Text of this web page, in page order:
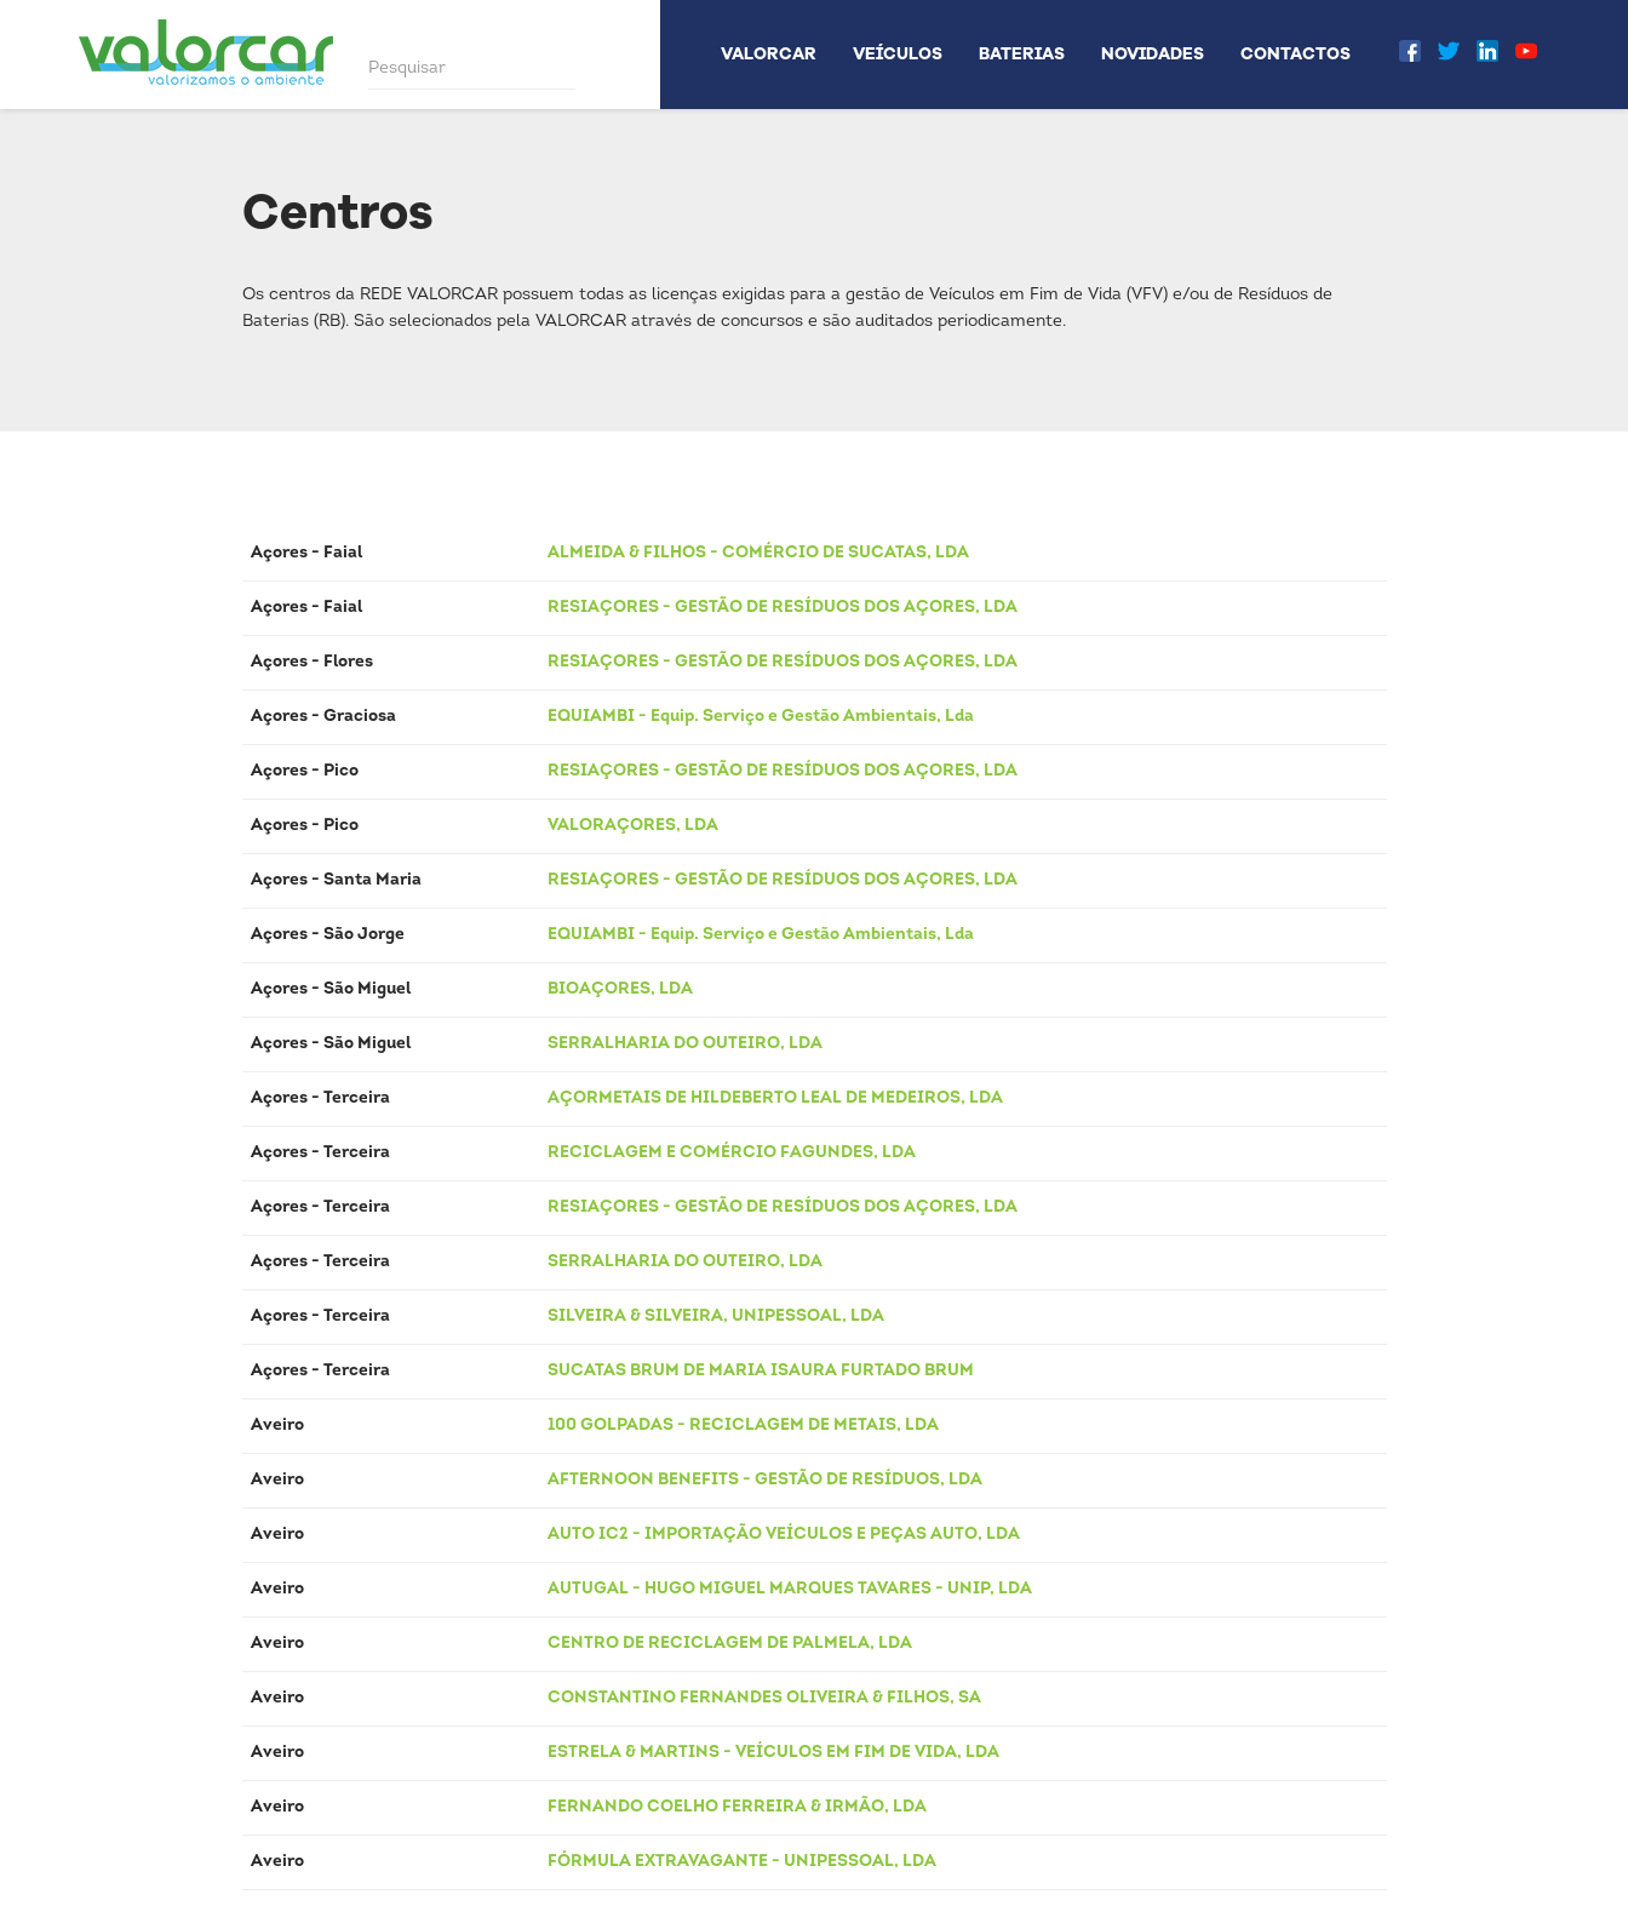
VALORCAR VEÍCULOS BATERIAS NOVIDADES CONTACTOS
Centros
Os centros da REDE VALORCAR possuem todas as licenças exigidas para a gestão de Veículos em Fim de Vida (VFV) e/ou de Resíduos de
Baterias (RB). São selecionados pela VALORCAR através de concursos e são auditados periodicamente.
Açores - Faial ALMEIDA & FILHOS - COMÉRCIO DE SUCATAS, LDA
Açores - Faial RESIAÇORES - GESTÃO DE RESÍDUOS DOS AÇORES, LDA
Açores - Flores RESIAÇORES - GESTÃO DE RESÍDUOS DOS AÇORES, LDA
Açores - Graciosa EQUIAMBI - Equip. Serviço e Gestão Ambientais, Lda
Açores - Pico RESIAÇORES - GESTÃO DE RESÍDUOS DOS AÇORES, LDA
Açores - Pico VALORAÇORES, LDA
Açores - Santa Maria RESIAÇORES - GESTÃO DE RESÍDUOS DOS AÇORES, LDA
Açores - São Jorge EQUIAMBI - Equip. Serviço e Gestão Ambientais, Lda
Açores - São Miguel BIOAÇORES, LDA
Açores - São Miguel SERRALHARIA DO OUTEIRO, LDA
Açores - Terceira AÇORMETAIS DE HILDEBERTO LEAL DE MEDEIROS, LDA
Açores - Terceira RECICLAGEM E COMÉRCIO FAGUNDES, LDA
Açores - Terceira RESIAÇORES - GESTÃO DE RESÍDUOS DOS AÇORES, LDA
Açores - Terceira SERRALHARIA DO OUTEIRO, LDA
Açores - Terceira SILVEIRA & SILVEIRA, UNIPESSOAL, LDA
Açores - Terceira SUCATAS BRUM DE MARIA ISAURA FURTADO BRUM
Aveiro 100 GOLPADAS - RECICLAGEM DE METAIS, LDA
Aveiro AFTERNOON BENEFITS - GESTÃO DE RESÍDUOS, LDA
Aveiro AUTO IC2 - IMPORTAÇÃO VEÍCULOS E PEÇAS AUTO, LDA
Aveiro AUTUGAL - HUGO MIGUEL MARQUES TAVARES - UNIP, LDA
Aveiro CENTRO DE RECICLAGEM DE PALMELA, LDA
Aveiro CONSTANTINO FERNANDES OLIVEIRA & FILHOS, SA
Aveiro ESTRELA & MARTINS - VEÍCULOS EM FIM DE VIDA, LDA
Aveiro FERNANDO COELHO FERREIRA & IRMÃO, LDA
Aveiro FÓRMULA EXTRAVAGANTE - UNIPESSOAL, LDA